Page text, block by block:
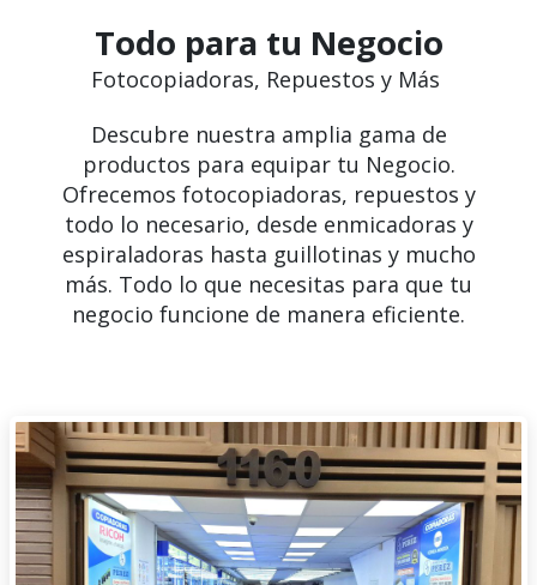
Todo para tu Negocio
Fotocopiadoras, Repuestos y Más
Descubre nuestra amplia gama de
productos para equipar tu Negocio.
Ofrecemos fotocopiadoras, repuestos y
todo lo necesario, desde enmicadoras y
espiraladoras hasta guillotinas y mucho
más. Todo lo que necesitas para que tu
negocio funcione de manera eficiente.